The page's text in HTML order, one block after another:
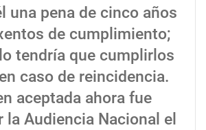
una pena de cinco años
de cumplimiento;
tendría que cumplirlos
caso de reincidencia.
aceptada ahora fue
la Audiencia Nacional el